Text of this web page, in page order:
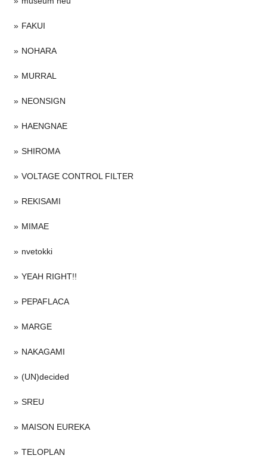
FAKUI
NOHARA
MURRAL
NEONSIGN
HAENGNAE
SHIROMA
VOLTAGE CONTROL FILTER
REKISAMI
MIMAE
nvetokki
YEAH RIGHT!!
PEPAFLACA
MARGE
NAKAGAMI
(UN)decided
SREU
MAISON EUREKA
TELOPLAN